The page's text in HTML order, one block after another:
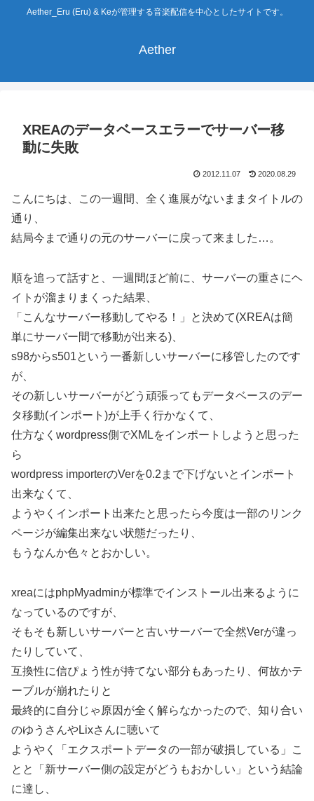
Aether_Eru (Eru) & Keが管理する音楽配信を中心としたサイトです。
Aether
XREAのデータベースエラーでサーバー移
動に失敗
2012.11.07 2020.08.29
こんにちは、この一週間、全く進展がないままタイトルの
通り、
結局今まで通りの元のサーバーに戻って来ました…。
順を追って話すと、一週間ほど前に、サーバーの重さにヘ
イトが溜まりまくった結果、
「こんなサーバー移動してやる！」と決めて(XREAは簡
単にサーバー間で移動が出来る)、
s98からs501という一番新しいサーバーに移管したのです
が、
その新しいサーバーがどう頑張ってもデータベースのデー
タ移動(インポート)が上手く行かなくて、
仕方なくwordpress側でXMLをインポートしようと思った
ら
wordpress importerのVerを0.2まで下げないとインポート
出来なくて、
ようやくインポート出来たと思ったら今度は一部のリンク
ページが編集出来ない状態だったり、
もうなんか色々とおかしい。
xreaにはphpMyadminが標準でインストール出来るように
なっているのですが、
そもそも新しいサーバーと古いサーバーで全然Verが違っ
たりしていて、
互換性に信ぴょう性が持てない部分もあったり、何故かテ
ーブルが崩れたりと
最終的に自分じゃ原因が全く解らなかったので、知り合い
のゆうさんやLixさんに聴いて
ようやく「エクスポートデータの一部が破損している」こ
とと「新サーバー側の設定がどうもおかしい」という結論
に達し、